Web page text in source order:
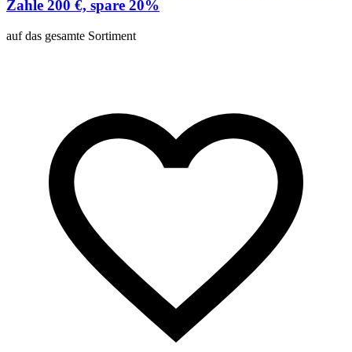
Zahle 200 €, spare 20%
auf das gesamte Sortiment